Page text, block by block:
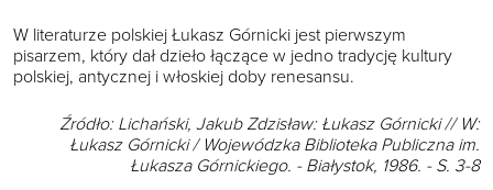
W literaturze polskiej Łukasz Górnicki jest pierwszym
pisarzem, który dał dzieło łączące w jedno tradycję kultury
polskiej, antycznej i włoskiej doby renesansu.
Źródło: Lichański, Jakub Zdzisław: Łukasz Górnicki // W:
Łukasz Górnicki / Wojewódzka Biblioteka Publiczna im.
Łukasza Górnickiego. - Białystok, 1986. - S. 3-8